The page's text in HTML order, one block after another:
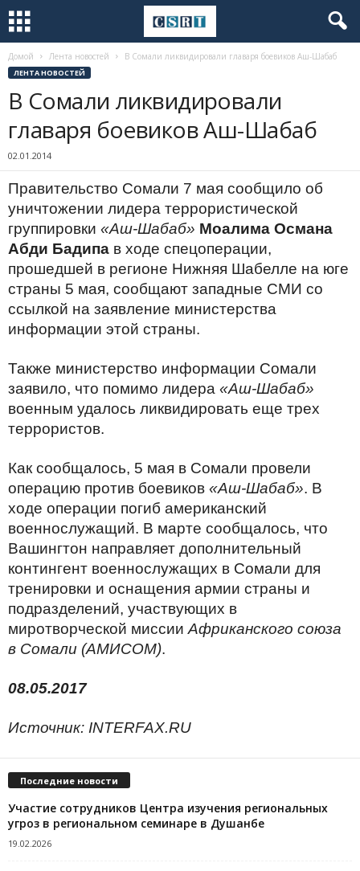
Домой Лента новостей В Сомали ликвидировали главаря боевиков Аш-Шабаб
ЛЕНТА НОВОСТЕЙ
В Сомали ликвидировали
главаря боевиков Аш-Шабаб
02.01.2014
Правительство Сомали 7 мая сообщило об
уничтожении лидера террористической
группировки «Аш-Шабаб» Моалима Османа
Абди Бадипа в ходе спецоперации,
прошедшей в регионе Нижняя Шабелле на юге
страны 5 мая, сообщают западные СМИ со
ссылкой на заявление министерства
информации этой страны.
Также министерство информации Сомали
заявило, что помимо лидера «Аш-Шабаб»
военным удалось ликвидировать еще трех
террористов.
Как сообщалось, 5 мая в Сомали провели
операцию против боевиков «Аш-Шабаб». В
ходе операции погиб американский
военнослужащий. В марте сообщалось, что
Вашингтон направляет дополнительный
контингент военнослужащих в Сомали для
тренировки и оснащения армии страны и
подразделений, участвующих в
миротворческой миссии Африканского союза
в Сомали (АМИСОМ).
08.05.2017
Источник: INTERFAX.RU
Последние новости
Участие сотрудников Центра изучения региональных
угроз в региональном семинаре в Душанбе
19.02.2026